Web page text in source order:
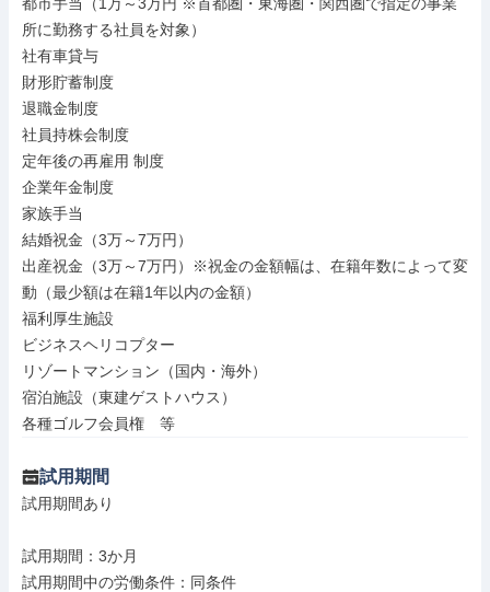
所に勤務する社員を対象）
社有車貸与
財形貯蓄制度
退職金制度
社員持株会制度
定年後の再雇用 制度
企業年金制度
家族手当
結婚祝金（3万～7万円）
出産祝金（3万～7万円）※祝金の金額幅は、在籍年数によって変
動（最少額は在籍1年以内の金額）
福利厚生施設
ビジネスヘリコプター
リゾートマンション（国内・海外）
宿泊施設（東建ゲストハウス）
各種ゴルフ会員権　等
試用期間
試用期間あり
試用期間：3か月
試用期間中の労働条件：同条件